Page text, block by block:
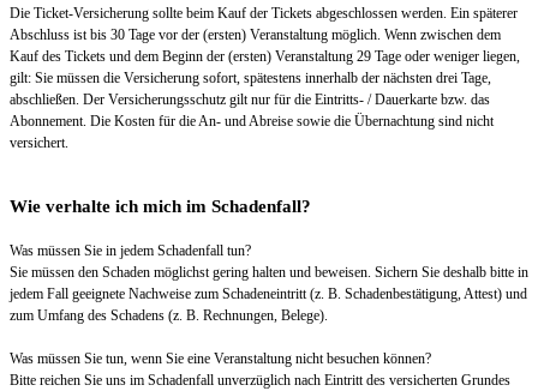
Die Ticket-Versicherung sollte beim Kauf der Tickets abgeschlossen werden. Ein späterer
Abschluss ist bis 30 Tage vor der (ersten) Veranstaltung möglich. Wenn zwischen dem
Kauf des Tickets und dem Beginn der (ersten) Veranstaltung 29 Tage oder weniger liegen,
gilt: Sie müssen die Versicherung sofort, spätestens innerhalb der nächsten drei Tage,
abschließen. Der Versicherungsschutz gilt nur für die Eintritts- / Dauerkarte bzw. das
Abonnement. Die Kosten für die An- und Abreise sowie die Übernachtung sind nicht
versichert.
Wie verhalte ich mich im Schadenfall?
Was müssen Sie in jedem Schadenfall tun?
Sie müssen den Schaden möglichst gering halten und beweisen. Sichern Sie deshalb bitte in
jedem Fall geeignete Nachweise zum Schadeneintritt (z. B. Schadenbestätigung, Attest) und
zum Umfang des Schadens (z. B. Rechnungen, Belege).
Was müssen Sie tun, wenn Sie eine Veranstaltung nicht besuchen können?
Bitte reichen Sie uns im Schadenfall unverzüglich nach Eintritt des versicherten Grundes